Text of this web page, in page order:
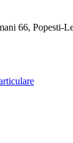
66, Popesti-